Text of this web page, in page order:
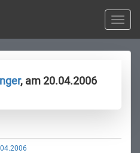
Toggle
, am 20.04.2006